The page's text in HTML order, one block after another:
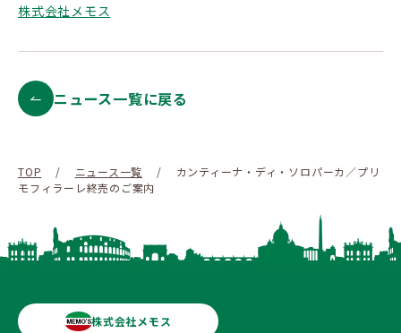
株式会社メモス
ニュース一覧に戻る
TOP / ニュース一覧 /
カンティーナ・ディ・ソロパーカ／プリ
モフィラーレ終売のご案内
株式会社メモス